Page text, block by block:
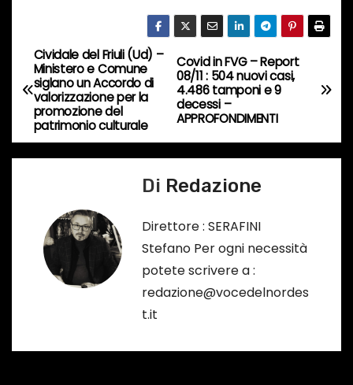
o
r
s
o
…
N
a
v
i
n
Covid in FVG – Report
08/11 : 504 nuovi casi,
4.486 tamponi e 9
decessi –
APPROFONDIMENTI
Cividale del Friuli (Ud) –
Ministero e Comune
siglano un Accordo di
valorizzazione per la
promozione del
patrimonio culturale
Di Redazione
Direttore : SERAFINI
Stefano Per ogni necessità
potete scrivere a :
redazione@vocedelnordes
t.it